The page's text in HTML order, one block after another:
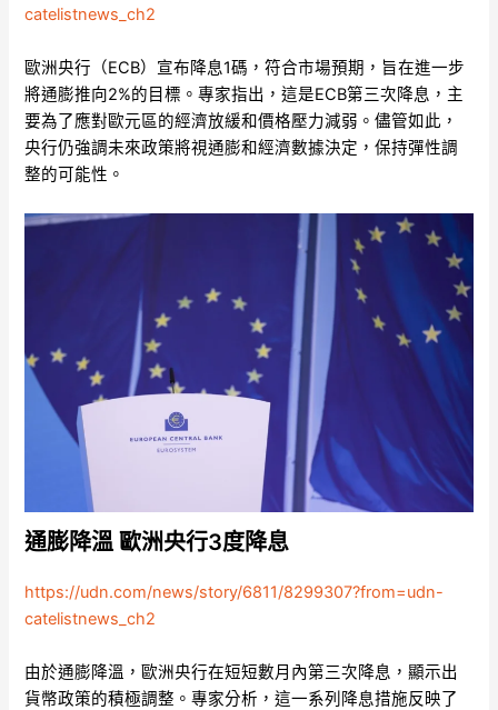
catelistnews_ch2
歐洲央行（ECB）宣布降息1碼，符合市場預期，旨在進一步
將通膨推向2%的目標。專家指出，這是ECB第三次降息，主
要為了應對歐元區的經濟放緩和價格壓力減弱。儘管如此，
央行仍強調未來政策將視通膨和經濟數據決定，保持彈性調
整的可能性。
通膨降溫 歐洲央行3度降息
https://udn.com/news/story/6811/8299307?from=udn-
catelistnews_ch2
由於通膨降溫，歐洲央行在短短數月內第三次降息，顯示出
貨幣政策的積極調整。專家分析，這一系列降息措施反映了